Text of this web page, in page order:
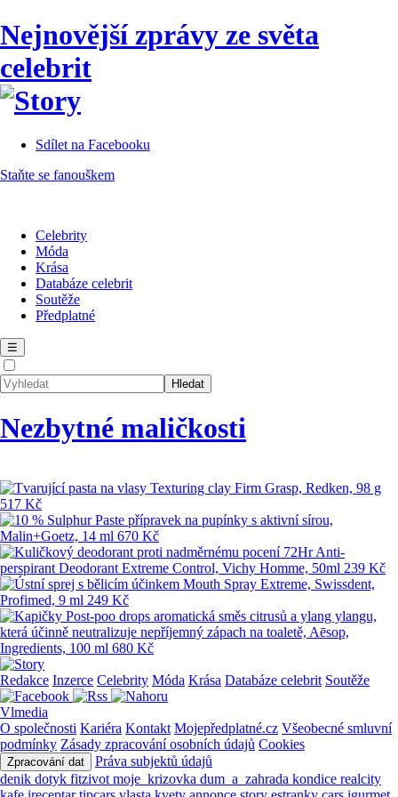
Nejnovější zprávy ze světa
celebrit
Sdílet na Facebooku
Staňte se fanouškem
Celebrity
Móda
Krása
Databáze celebrit
Soutěže
Předplatné
☰
Nezbytné maličkosti
Redakce Inzerce Celebrity Móda Krása Databáze celebrit Soutěže
Vlmedia
O společnosti Kariéra Kontakt Mojepředplatné.cz Všeobecné smluvní
podmínky Zásady zpracování osobních údajů Cookies
Zpracování dat
Práva subjektů údajů
denik dotyk fitzivot moje_krizovka dum_a_zahrada kondice realcity